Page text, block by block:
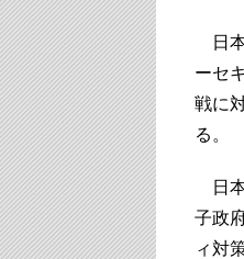
日本
ーセ
戦に
る。
日本
子政
ィ対